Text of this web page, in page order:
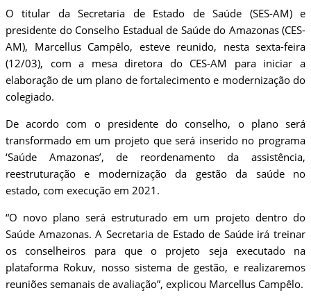
O titular da Secretaria de Estado de Saúde (SES-AM) e
presidente do Conselho Estadual de Saúde do Amazonas (CES-
AM), Marcellus Campêlo, esteve reunido, nesta sexta-feira
(12/03), com a mesa diretora do CES-AM para iniciar a
elaboração de um plano de fortalecimento e modernização do
colegiado.
De acordo com o presidente do conselho, o plano será
transformado em um projeto que será inserido no programa
‘Saúde Amazonas’, de reordenamento da assistência,
reestruturação e modernização da gestão da saúde no
estado, com execução em 2021.
“O novo plano será estruturado em um projeto dentro do
Saúde Amazonas. A Secretaria de Estado de Saúde irá treinar
os conselheiros para que o projeto seja executado na
plataforma Rokuv, nosso sistema de gestão, e realizaremos
reuniões semanais de avaliação”, explicou Marcellus Campêlo.